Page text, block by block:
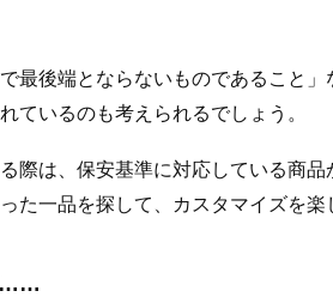
最後端とならないものであること」
ているのも考えられるでしょう。
際は、保安基準に対応している商
た一品を探して、カスタマイズを楽
……